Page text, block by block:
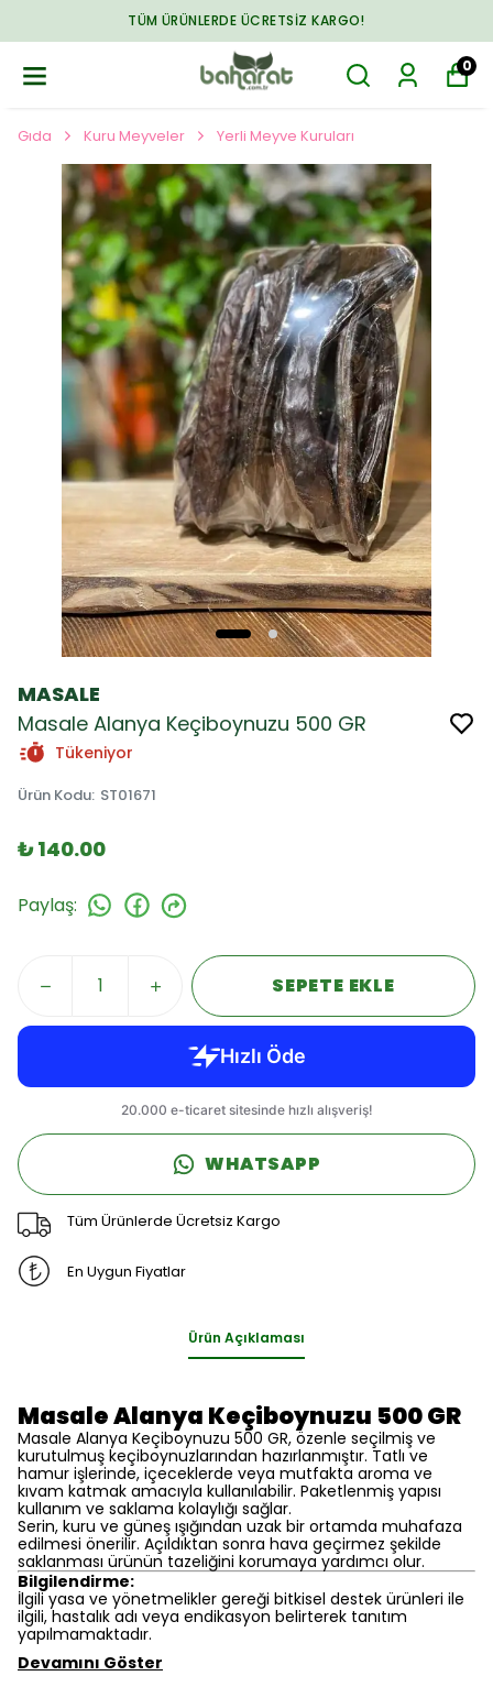
TÜM ÜRÜNLERDE ÜCRETSIZ KARGO!
0
Gıda Kuru Meyveler Yerli Meyve Kuruları
MASALE
Masale Alanya Keçiboynuzu 500 GR
Tükeniyor
Ürün Kodu: ST01671
₺ 140.00
Paylaş:
SEPETE EKLE
WHATSAPP
Tüm Ürünlerde Ücretsiz Kargo
En Uygun Fiyatlar
Ürün Açıklaması
Masale Alanya Keçiboynuzu 500 GR
Masale Alanya Keçiboynuzu 500 GR, özenle seçilmiş ve
kurutulmuş keçiboynuzlarından hazırlanmıştır. Tatlı ve
hamur işlerinde, içeceklerde veya mutfakta aroma ve
kıvam katmak amacıyla kullanılabilir. Paketlenmiş yapısı
kullanım ve saklama kolaylığı sağlar.
Serin, kuru ve güneş ışığından uzak bir ortamda muhafaza
edilmesi önerilir. Açıldıktan sonra hava geçirmez şekilde
saklanması ürünün tazeliğini korumaya yardımcı olur.
Bilgilendirme:
İlgili yasa ve yönetmelikler gereği bitkisel destek ürünleri ile
ilgili, hastalık adı veya endikasyon belirterek tanıtım
yapılmamaktadır.
Devamını Göster